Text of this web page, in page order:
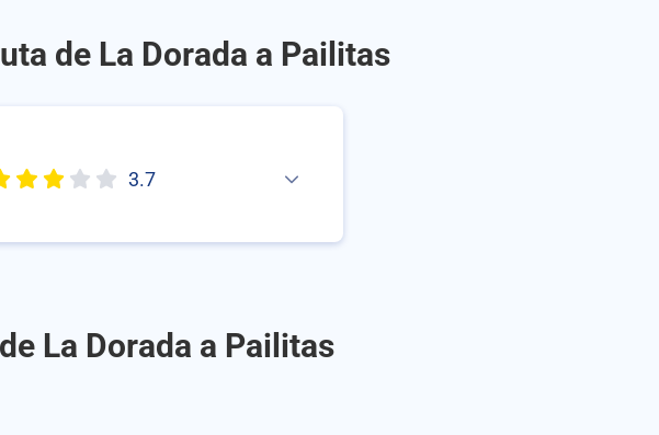
de La Dorada a Pailitas
3.7
La Dorada a Pailitas